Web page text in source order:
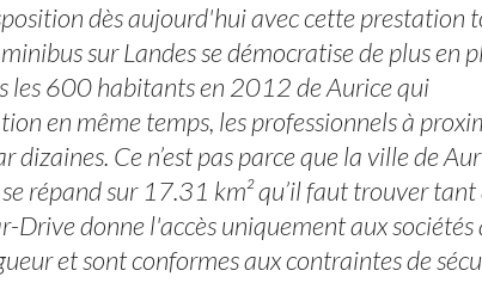
dès aujourd'hui avec cette prestation
sur Landes se démocratise de plus en
les 600 habitants en 2012 de Aurice qui
en même temps, les professionnels à
dizaines. Ce n’est pas parce que la ville de
répand sur 17.31 km² qu’il faut trouver tant
Drive donne l'accès uniquement aux sociétés
et sont conformes aux contraintes de